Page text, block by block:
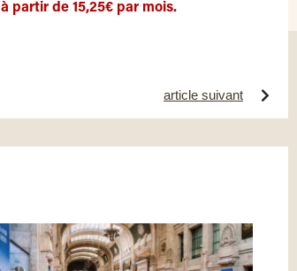
à partir de 15,25€ par mois.
article suivant